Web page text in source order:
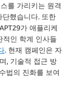
를 가리키는 원격
했습니다. 또한
가 애플리케
적인 학계 인사들
. 현재 캠페인은 자
, 기술적 접근 방
법의 진화를 보여